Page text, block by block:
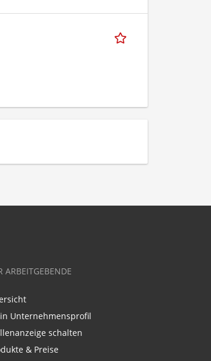
ARBEITGEBENDE
Unternehmensprofil
schalten
& Preise